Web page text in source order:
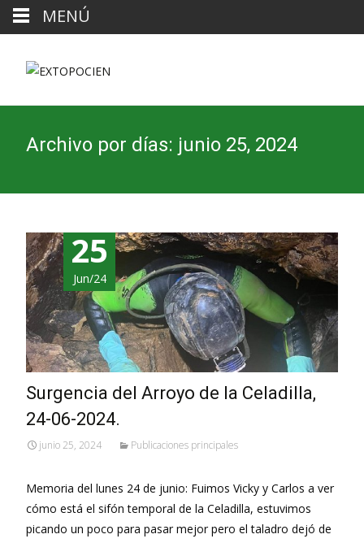
Archivo por días: junio 25, 2024
25
Jun/24
Surgencia del Arroyo de la Celadilla,
24-06-2024.
junio 25, 2024 Publicaciones principales
Memoria del lunes 24 de junio: Fuimos Vicky y Carlos a ver
cómo está el sifón temporal de la Celadilla, estuvimos
picando un poco para pasar mejor pero el taladro dejó de
MENÚ